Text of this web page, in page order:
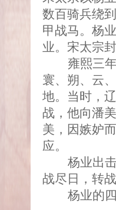
数百骑兵绕
甲战马。杨
业。宋太宗
雍熙三
寰、朔、云
地。当时，
战，他向潘
美，因嫉妒
应。
杨业出
战尽日，转
杨业的